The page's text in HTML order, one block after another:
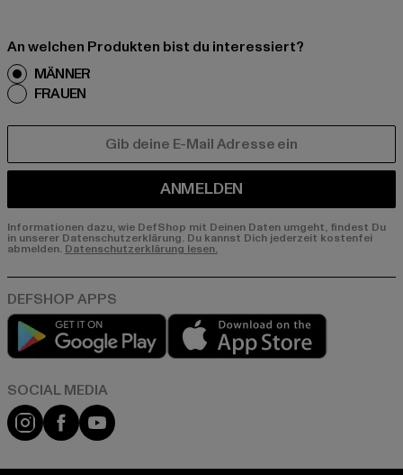
An welchen Produkten bist du interessiert?
MÄNNER
FRAUEN
ANMELDEN
Informationen dazu, wie DefShop mit Deinen Daten umgeht, findest Du
in unserer Datenschutzerklärung. Du kannst Dich jederzeit kostenfei
abmelden. Datenschutzerklärung lesen.
Play market
Instagram
FacebookYouTube